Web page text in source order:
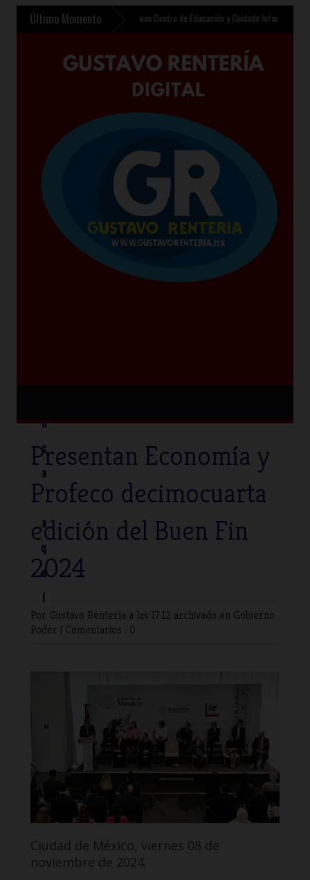
Último Momento
Plan Oriente contempla nuevo Centro de Educación y Cuidado Infantil en Chalco
o
c
a
a
q
u
í
Presentan Economía y
Profeco decimocuarta
edición del Buen Fin
2024
Por Gustavo Rentería a las 17:12 archivado en Gobierno
Poder | Comentarios : 0
Ciudad de México, viernes 08 de
noviembre de 2024.